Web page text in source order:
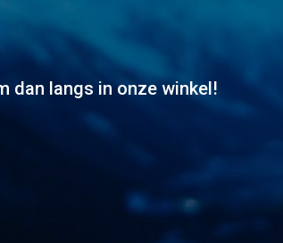
dan langs in onze winkel!